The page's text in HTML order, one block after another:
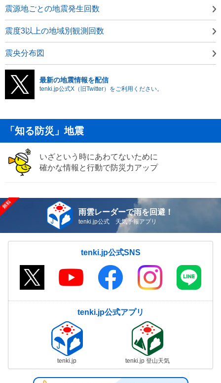
震源地ごとの地震発生回数
震度3以上の地域別観測回数
震央分布図
最新の地震情報を配信
tenki.jp公式X（旧Twitter）をご利用ください。
「知る防災」地震
いざという時にあわてないために
確かな情報と行動で防災力アップ
雨雲レーダーで雨を回避！
tenki.jp公式 天気予報アプリ
tenki.jp公式SNS
tenki.jp公式アプリ
tenki.jp tenki.jp 登山天気